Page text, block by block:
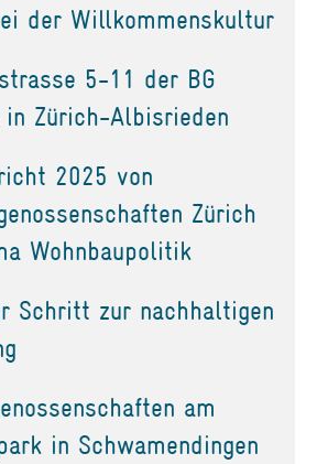
der Willkommenskultur
5-11 der BG
in Zürich-Albisrieden
2025 von
Zürich
Wohnbaupolitik
Schritt zur nachhaltigen
am
in Schwamendingen